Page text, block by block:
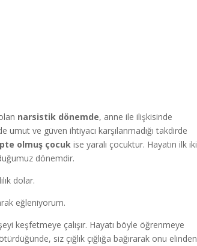
narsistik dönemde, anne ile ilişkisinde
ve güven ihtiyacı karşılanmadığı takdirde
olmuş çocukise yaralı çocuktur. Hayatın ilk iki
dönemdir.
dolar.
eğleniyorum.
keşfetmeye çalışır. Hayatı böyle öğrenmeye
siz çığlık çığlığa bağırarak onu elinden